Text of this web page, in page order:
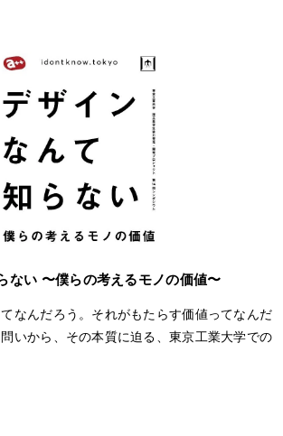
ない 〜僕らの考えるモノの価値〜
なんだろう。それがもたらす価値ってなんだ
いから、その本質に迫る、東京工業大学での